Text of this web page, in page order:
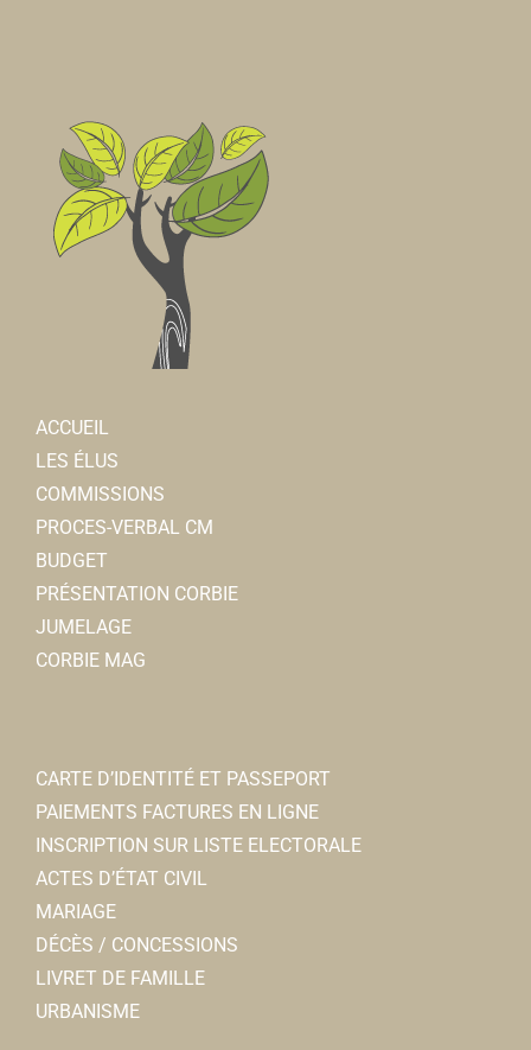
ACCUEIL
LES ÉLUS
COMMISSIONS
PROCES-VERBAL CM
BUDGET
PRÉSENTATION CORBIE
JUMELAGE
CORBIE MAG
CARTE D’IDENTITÉ ET PASSEPORT
PAIEMENTS FACTURES EN LIGNE
INSCRIPTION SUR LISTE ELECTORALE
ACTES D’ÉTAT CIVIL
MARIAGE
DÉCÈS / CONCESSIONS
LIVRET DE FAMILLE
URBANISME